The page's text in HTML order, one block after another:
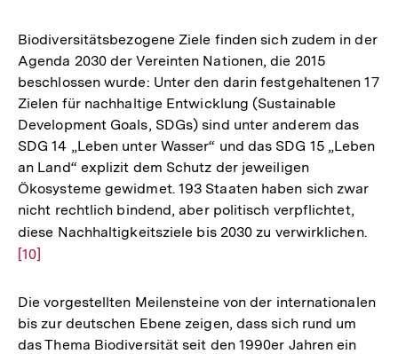
Biodiversitätsbezogene Ziele finden sich zudem in der
Agenda 2030 der Vereinten Nationen, die 2015
beschlossen wurde: Unter den darin festgehaltenen 17
Zielen für nachhaltige Entwicklung (Sustainable
Development Goals, SDGs) sind unter anderem das
SDG 14 „Leben unter Wasser“ und das SDG 15 „Leben
an Land“ explizit dem Schutz der jeweiligen
Ökosysteme gewidmet. 193 Staaten haben sich zwar
nicht rechtlich bindend, aber politisch verpflichtet,
diese Nachhaltigkeitsziele bis 2030 zu verwirklichen.
[10]
Die vorgestellten Meilensteine von der internationalen
bis zur deutschen Ebene zeigen, dass sich rund um
das Thema Biodiversität seit den 1990er Jahren ein